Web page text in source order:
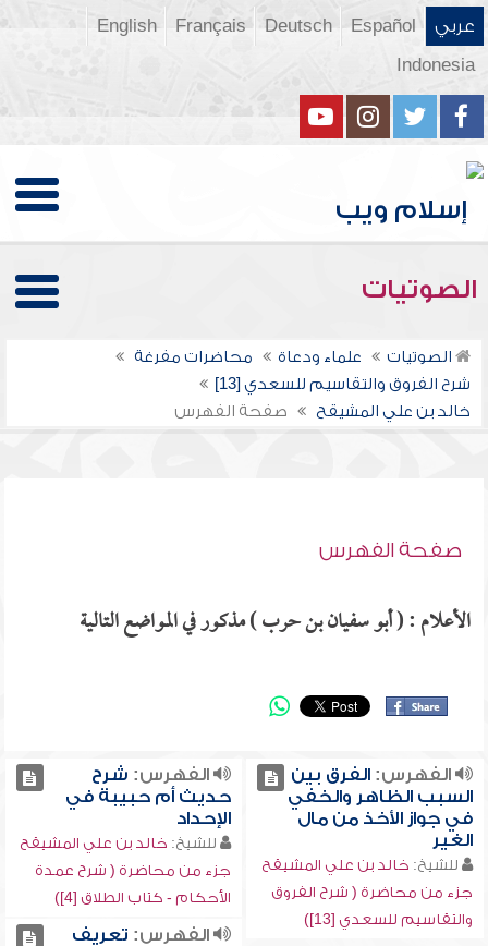
عربي Español
Deutsch
Français
English
Indonesia
الصوتيات
الصوتيات علماء ودعاة
محاضرات مفرغة
شرح الفروق والتقاسيم للسعدي [13]
خالد بن علي المشيقح
صفحة الفهرس
صفحة الفهرس
الأعلام : ( أبو سفيان بن حرب ) مذكور في المواضع التالية
الفهرس:الفرق بين
السبب الظاهر والخفي
في جواز الأخذ من مال
الغير
للشيخ: خالد بن علي المشيقح
جزء من محاضرة ( شرح الفروق
والتقاسيم للسعدي [13])
الفهرس: شرح
حديث أم حبيبة في
الإحداد
للشيخ: خالد بن علي المشيقح
جزء من محاضرة ( شرح عمدة
الأحكام - كتاب الطلاق [4])
الفهرس: تعريف